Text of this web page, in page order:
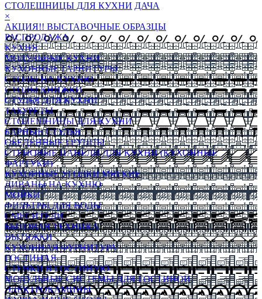
СТОЛЕШНИЦЫ ДЛЯ КУХНИ ДАЧА
×
АКЦИЯ!! ВЫСТАВОЧНЫЕ ОБРАЗЦЫ
РАСПРОДАЖА
КУХНЯ
МОДУЛЬНЫЕ КУХНИ
КУХОННЫЕ ГАРНИТУРЫ
СТОЛЫ НА КУХНЮ
СТОЛЫ КНИЖКИ
СТУЛЬЯ ДЛЯ КУХНИ
ТАБУРЕТЫ
СТОЛЕШНИЦЫ ДЛЯ КУХНИ
БАРНЫЕ СТУЛЬЯ
ОБЕДЕННЫЕ ГРУППЫ
СТЕНОВЫЕ ПАНЕЛИ ДЛЯ КУХНИ (КУХОННЫЕ
ФАРТУКИ)
КУХОННЫЕ УГОЛКИ МЯГКИЕ
ДИВАНЫ НА КУХНЮ
МОЙКИ
ФИЛЬТРЫ ДЛЯ ВОДЫ
СМЕСИТЕЛИ
БЫТОВАЯ ТЕХНИКА
ВЫТЯЖКИ
КУХОННАЯ ФУРНИТУРА
ГОСТИНАЯ
СТЕНКИ В ГОСТИНУЮ
МОДУЛЬНЫЕ СИСТЕМЫ ДЛЯ ГОСТИНОЙ
ЭЛЕКТРОКАМИНЫ